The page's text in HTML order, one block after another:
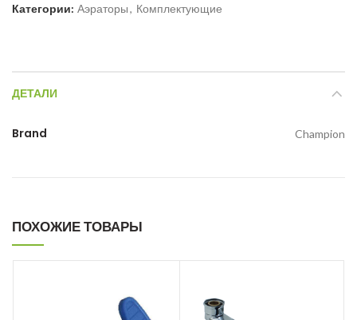
Категории: Аэраторы, Комплектующие
ДЕТАЛИ
Brand Champion
ПОХОЖИЕ ТОВАРЫ